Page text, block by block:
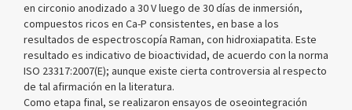
en circonio anodizado a 30 V luego de 30 días de inmersión,
compuestos ricos en Ca-P consistentes, en base a los
resultados de espectroscopía Raman, con hidroxiapatita. Este
resultado es indicativo de bioactividad, de acuerdo con la norma
ISO 23317:2007(E); aunque existe cierta controversia al respecto
de tal afirmación en la literatura.
Como etapa final, se realizaron ensayos de oseointegración